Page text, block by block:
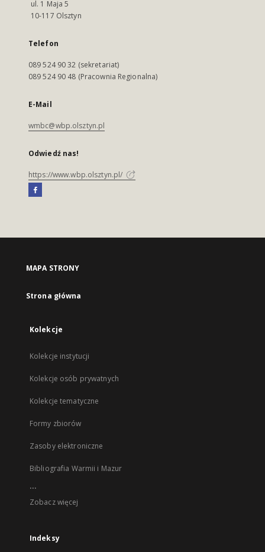
ul. 1 Maja 5
10-117 Olsztyn
Telefon
089 524 90 32 (sekretariat)
089 524 90 48 (Pracownia Regionalna)
E-Mail
wmbc@wbp.olsztyn.pl
Odwiedź nas!
https://www.wbp.olsztyn.pl/
MAPA STRONY
Strona główna
Kolekcje
Kolekcje instytucji
Kolekcje osób prywatnych
Kolekcje tematyczne
Formy zbiorów
Zasoby elektroniczne
Bibliografia Warmii i Mazur
...
Zobacz więcej
Indeksy